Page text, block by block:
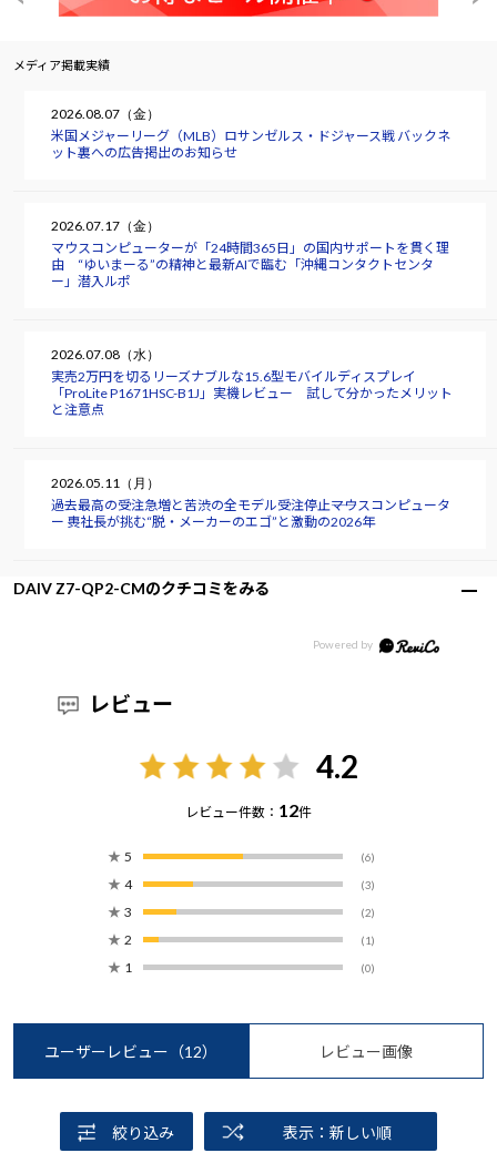
メディア掲載実績
2026.08.07（金）
米国メジャーリーグ（MLB）ロサンゼルス・ドジャース戦 バックネ
ット裏への広告掲出のお知らせ
2026.07.17（金）
マウスコンピューターが「24時間365日」の国内サポートを貫く理
由 “ゆいまーる”の精神と最新AIで臨む「沖縄コンタクトセンタ
ー」潜入ルポ
2026.07.08（水）
実売2万円を切るリーズナブルな15.6型モバイルディスプレイ
「ProLite P1671HSC-B1J」実機レビュー 試して分かったメリット
と注意点
2026.05.11（月）
過去最高の受注急増と苦渋の全モデル受注停止――マウスコンピュータ
ー 軣社長が挑む“脱・メーカーのエゴ”と激動の2026年
DAIV Z7-QP2-CMのクチコミをみる
レビュー
4.2
レビュー件数： 12件
★ 5 (6)
★ 4 (3)
★ 3 (2)
★ 2 (1)
★ 1 (0)
ユーザーレビュー （12） レビュー画像
絞り込み 表示：新しい順